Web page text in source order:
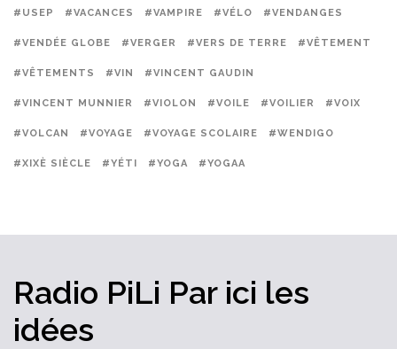
#USEP #VACANCES #VAMPIRE #VÉLO #VENDANGES
#VENDÉE GLOBE #VERGER #VERS DE TERRE #VÊTEMENT
#VÊTEMENTS #VIN #VINCENT GAUDIN
#VINCENT MUNNIER #VIOLON #VOILE #VOILIER #VOIX
#VOLCAN #VOYAGE #VOYAGE SCOLAIRE #WENDIGO
#XIXÈ SIÈCLE #YÉTI #YOGA #YOGAA
Radio PiLi Par ici les
idées